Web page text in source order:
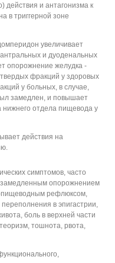
действия и антагонизма к
в триггерной зоне
увеличивает
и дуоденальных
опорожнение желудка -
фракций у здоровых
у больных, в случае,
замедлен, и повышает
нижнего отдела пищевода у
действия на
симптомов, часто
опорожнением
пищеводным рефлюксом,
в эпигастрии,
боль в верхней части
тошнота, рвота,